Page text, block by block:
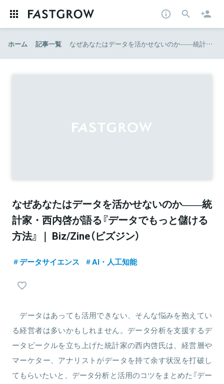
ホーム 記事一覧 なぜあなたはデータを活かせないのか――統計家・西内啓が語る『データでもっと儲ける方法』 ｜ Biz/Zine（ビズジン）
なぜあなたはデータを活かせないのか――統
計家・西内啓が語る『データでもっと儲ける
方法』 ｜ Biz/Zine（ビズジン）
データサイエンス AI・人工知能
データはあっても活用できない、そんな悩みを抱えてい
る経営者は多いかもしれません。データ分析を支援するデ
ータビークルを立ち上げた統計家の西内啓氏は、経営層や
マーケター、アナリストがデータを持て余す状況を打破し
てもらいたいと、データ分析と活用のコツをまとめた『デー